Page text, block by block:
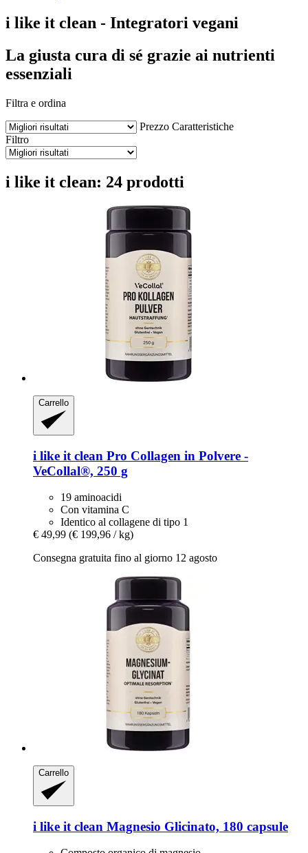
i like it clean - Integratori vegani
La giusta cura di sé grazie ai nutrienti
essenziali
Filtra e ordina
Prezzo Caratteristiche
Filtro
i like it clean: 24 prodotti
Carrello
i like it clean Pro Collagen in Polvere -​
VeCollal®, 250 g
19 aminoacidi
Con vitamina C
Identico al collagene di tipo 1
€ 49,99 (€ 199,96 / kg)
Consegna gratuita fino al giorno 12 agosto
Carrello
i like it clean Magnesio Glicinato, 180 capsule